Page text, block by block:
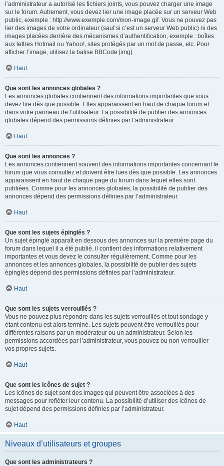
l’administrateur a autorisé les fichiers joints, vous pouvez charger une image
sur le forum. Autrement, vous devez lier une image placée sur un serveur Web
public, exemple : http://www.exemple.com/mon-image.gif. Vous ne pouvez pas
lier des images de votre ordinateur (sauf si c’est un serveur Web public) ni des
images placées derrière des mécanismes d’authentification, exemple : boîtes
aux lettres Hotmail ou Yahoo!, sites protégés par un mot de passe, etc. Pour
afficher l’image, utilisez la balise BBCode [img].
Haut
Que sont les annonces globales ?
Les annonces globales contiennent des informations importantes que vous
devez lire dès que possible. Elles apparaissent en haut de chaque forum et
dans votre panneau de l’utilisateur. La possibilité de publier des annonces
globales dépend des permissions définies par l’administrateur.
Haut
Que sont les annonces ?
Les annonces contiennent souvent des informations importantes concernant le
forum que vous consultez et doivent être lues dès que possible. Les annonces
apparaissent en haut de chaque page du forum dans lequel elles sont
publiées. Comme pour les annonces globales, la possibilité de publier des
annonces dépend des permissions définies par l’administrateur.
Haut
Que sont les sujets épinglés ?
Un sujet épinglé apparaît en dessous des annonces sur la première page du
forum dans lequel il a été publié. il contient des informations relativement
importantes et vous devez le consulter régulièrement. Comme pour les
annonces et les annonces globales, la possibilité de publier des sujets
épinglés dépend des permissions définies par l’administrateur.
Haut
Que sont les sujets verrouillés ?
Vous ne pouvez plus répondre dans les sujets verrouillés et tout sondage y
étant contenu est alors terminé. Les sujets peuvent être verrouillés pour
différentes raisons par un modérateur ou un administrateur. Selon les
permissions accordées par l’administrateur, vous pouvez ou non verrouiller
vos propres sujets.
Haut
Que sont les icônes de sujet ?
Les icônes de sujet sont des images qui peuvent être associées à des
messages pour refléter leur contenu. La possibilité d’utiliser des icônes de
sujet dépend des permissions définies par l’administrateur.
Haut
Niveaux d’utilisateurs et groupes
Que sont les administrateurs ?